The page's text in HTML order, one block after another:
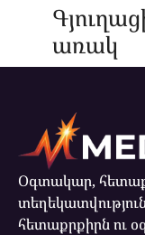
առակ
Օգտակար,
հետաքրքիրն ու